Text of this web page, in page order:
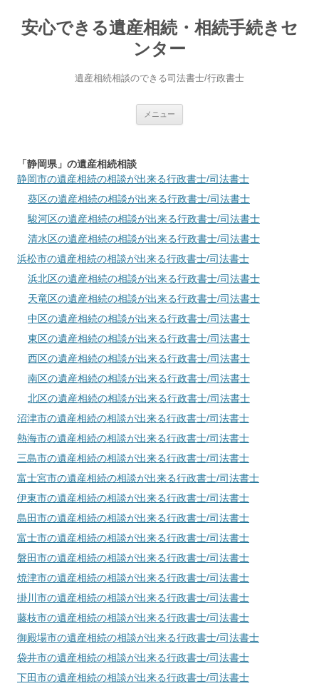
安心できる遺産相続・相続手続きセ
ンター
遺産相続相談のできる司法書士/行政書士
メニュー
キ
プ
「静岡県」の遺産相続相談
静岡市の遺産相続の相談が出来る行政書士/司法書士
葵区の遺産相続の相談が出来る行政書士/司法書士
駿河区の遺産相続の相談が出来る行政書士/司法書士
清水区の遺産相続の相談が出来る行政書士/司法書士
浜松市の遺産相続の相談が出来る行政書士/司法書士
浜北区の遺産相続の相談が出来る行政書士/司法書士
天竜区の遺産相続の相談が出来る行政書士/司法書士
中区の遺産相続の相談が出来る行政書士/司法書士
東区の遺産相続の相談が出来る行政書士/司法書士
西区の遺産相続の相談が出来る行政書士/司法書士
南区の遺産相続の相談が出来る行政書士/司法書士
北区の遺産相続の相談が出来る行政書士/司法書士
沼津市の遺産相続の相談が出来る行政書士/司法書士
熱海市の遺産相続の相談が出来る行政書士/司法書士
三島市の遺産相続の相談が出来る行政書士/司法書士
富士宮市の遺産相続の相談が出来る行政書士/司法書士
伊東市の遺産相続の相談が出来る行政書士/司法書士
島田市の遺産相続の相談が出来る行政書士/司法書士
富士市の遺産相続の相談が出来る行政書士/司法書士
磐田市の遺産相続の相談が出来る行政書士/司法書士
焼津市の遺産相続の相談が出来る行政書士/司法書士
掛川市の遺産相続の相談が出来る行政書士/司法書士
藤枝市の遺産相続の相談が出来る行政書士/司法書士
御殿場市の遺産相続の相談が出来る行政書士/司法書士
袋井市の遺産相続の相談が出来る行政書士/司法書士
下田市の遺産相続の相談が出来る行政書士/司法書士